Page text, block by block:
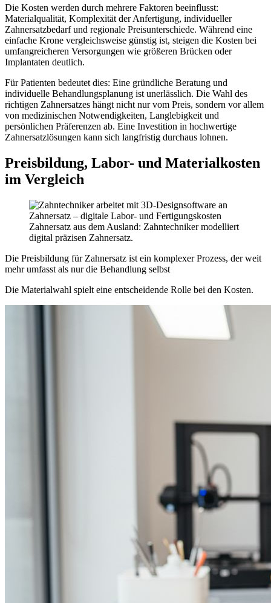
Die Kosten werden durch mehrere Faktoren beeinflusst:
Materialqualität, Komplexität der Anfertigung, individueller
Zahnersatzbedarf und regionale Preisunterschiede. Während eine
einfache Krone vergleichsweise günstig ist, steigen die Kosten bei
umfangreicheren Versorgungen wie größeren Brücken oder
Implantaten deutlich.
Für Patienten bedeutet dies: Eine gründliche Beratung und
individuelle Behandlungsplanung ist unerlässlich. Die Wahl des
richtigen Zahnersatzes hängt nicht nur vom Preis, sondern vor allem
von medizinischen Notwendigkeiten, Langlebigkeit und
persönlichen Präferenzen ab. Eine Investition in hochwertige
Zahnersatzlösungen kann sich langfristig durchaus lohnen.
Preisbildung, Labor- und Materialkosten
im Vergleich
Zahnersatz aus dem Ausland: Zahntechniker modelliert
digital präzisen Zahnersatz.
Die Preisbildung für Zahnersatz ist ein komplexer Prozess, der weit
mehr umfasst als nur die Behandlung selbst
Die Materialwahl spielt eine entscheidende Rolle bei den Kosten.